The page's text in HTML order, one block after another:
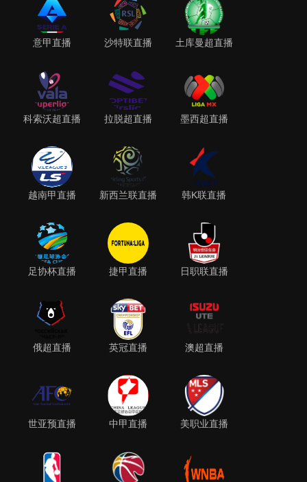
意甲直播 沙特联直播 土库曼超直播
科索沃超直播 拉脱超直播 墨西超直播
越南甲直播 新西兰联直播 韩K联直播
足协杯直播 捷甲直播 日职联直播
俄超直播 英冠直播 澳超直播
世亚预直播 中甲直播 美职业直播